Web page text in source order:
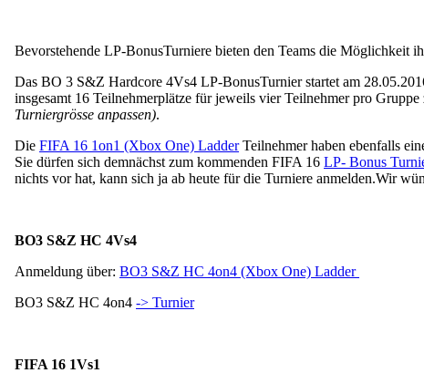
Bevorstehende LP-BonusTurniere bieten den Teams die Möglichkeit
Das BO 3 S&Z Hardcore 4Vs4 LP-BonusTurnier startet am
insgesamt 16 Teilnehmerplätze für jeweils vier Teilnehmer pro
Turniergrösse anpassen).
Die FIFA 16 1on1 (Xbox One) LadderTeilnehmer haben ebenfalls
Sie dürfen sich demnächst zum kommenden FIFA 16 LP- Bonus
nichts vor hat, kann sich ja ab heute für die Turniere anmelden.Wir
BO3 S&Z HC 4Vs4
Anmeldung über: BO3 S&Z HC 4on4 (Xbox One) Ladder
BO3 S&Z HC 4on4 -> Turnier
FIFA 16 1Vs1